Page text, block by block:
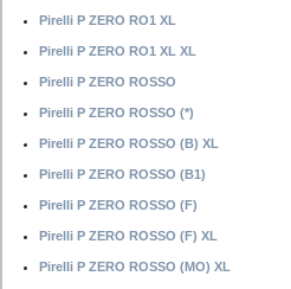
Pirelli P ZERO RO1 XL
Pirelli P ZERO RO1 XL XL
Pirelli P ZERO ROSSO
Pirelli P ZERO ROSSO (*)
Pirelli P ZERO ROSSO (B) XL
Pirelli P ZERO ROSSO (B1)
Pirelli P ZERO ROSSO (F)
Pirelli P ZERO ROSSO (F) XL
Pirelli P ZERO ROSSO (MO) XL